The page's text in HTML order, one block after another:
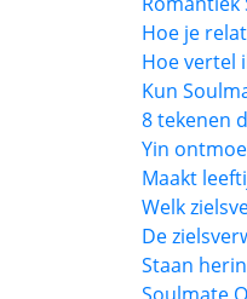
Hoe je
Hoe vertel
Kun
8 tekenen
Yin
Maakt
Welk
De
Staan